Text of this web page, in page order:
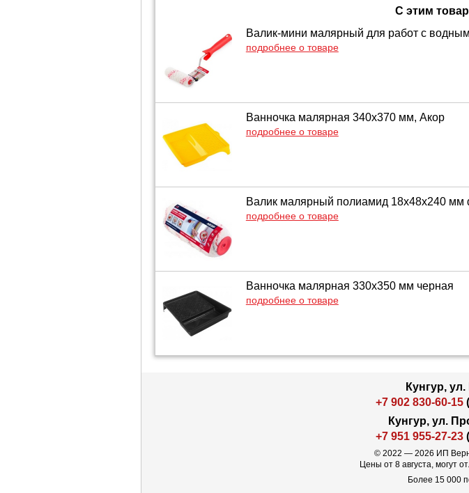
С этим
Валик-мини малярный для работ с
подробнее о товаре
Ванночка малярная 340х370 мм, Акор
подробнее о товаре
Валик малярный полиамид 18х48х240 мм
подробнее о товаре
Ванночка малярная 330х350 мм черная
подробнее о товаре
Кунгур,
+7 902 830-60-15
Кунгур, ул.
+7 951 955-27-23
© 2022 — 2026 ИП
Цены от 8 августа, могут
Более 15 000